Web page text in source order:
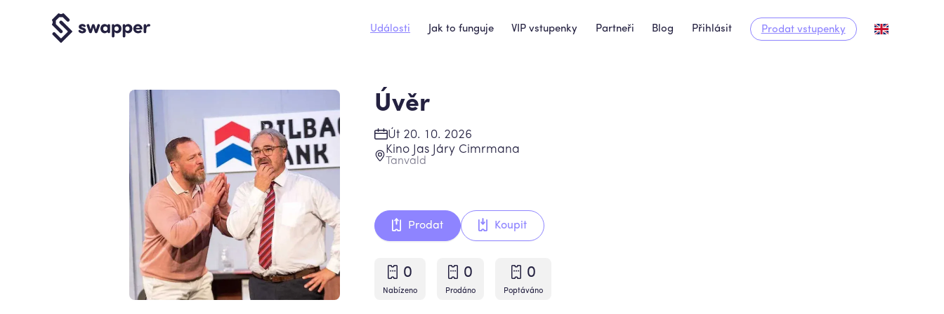
Události Jak to funguje VIP vstupenky Partneři Blog Přihlásit Prodat vstupenky
Úvěr
Út 20. 10. 2026
Kino Jas Járy Cimrmana
Tanvald
Prodat Koupit
0
Nabízeno
0
Prodáno
0
Poptáváno